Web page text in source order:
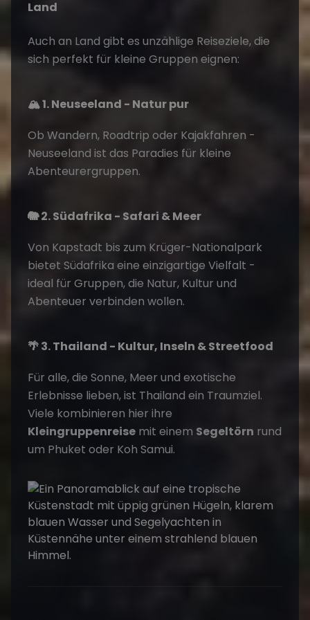
Land
Auch an Land gibt es unzählige Reiseziele, die
sich perfekt für kleine Gruppen eignen:
🏔️ 1. Neuseeland - Natur pur
Ob Wandern, Roadtrip oder Kajakfahren -
Neuseeland ist das Paradies für kleine
Abenteurergruppen.
🐘 2. Südafrika - Safari & Meer
Von Kapstadt bis zum Krüger-Nationalpark
bietet Südafrika eine einzigartige Vielfalt -
ideal für Gruppen, die Natur, Kultur und
Abenteuer verbinden wollen.
🌴 3. Thailand - Kultur, Inseln & Streetfood
Für alle, die Sonne, Meer und exotische
Erlebnisse lieben, ist Thailand ein Traumziel.
Viele kombinieren hier ihre
Kleingruppenreise mit einem Segeltörn rund
um Phuket oder Koh Samui.